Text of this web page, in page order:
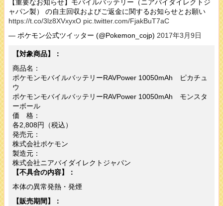
【重要なお知らせ】モバイルバッテリー（ニアバイダイレクトジ
ャパン製） の自主回収およびご返金に関するお知らせとお願い
https://t.co/3lz8XVxyxO pic.twitter.com/FjakBuT7aC
— ポケモン公式ツイッター (@Pokemon_cojp) 2017年3月9日
【対象商品】：
商品名：
ポケモンモバイルバッテリーRAVPower 10050mAh ピカチュ
ウ
ポケモンモバイルバッテリーRAVPower 10050mAh モンスタ
ーボール
価 格：
各2,808円（税込）
発売元：
株式会社ポケモン
製造元：
株式会社ニアバイダイレクトジャパン
【不具合の内容】：
本体の異常発熱・発煙
【販売期間】：